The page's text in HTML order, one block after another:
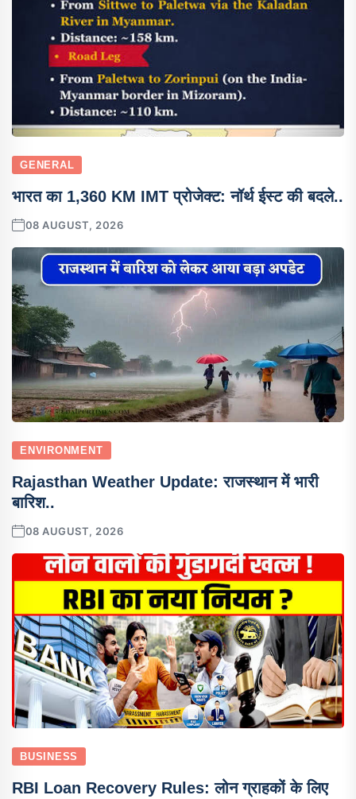
GENERAL
भारत का 1,360 KM IMT प्रोजेक्ट: नॉर्थ ईस्ट की बदले..
08 AUGUST, 2026
ENVIRONMENT
Rajasthan Weather Update: राजस्थान में भारी
बारिश..
08 AUGUST, 2026
BUSINESS
RBI Loan Recovery Rules: लोन ग्राहकों के लिए